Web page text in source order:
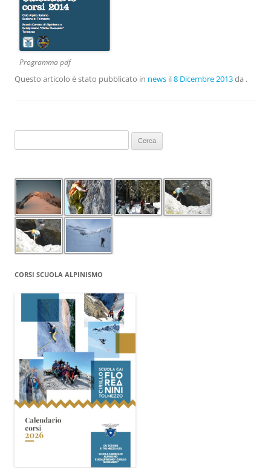
Programma pdf
Questo articolo è stato pubblicato in news il8 Dicembre 2013da .
per:
CORSI SCUOLA ALPINISMO